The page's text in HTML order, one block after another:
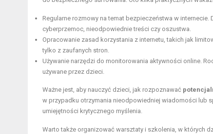
Regularne rozmowy na temat bezpieczeństwa w
cyberprzemoc, nieodpowiednie treści czy oszustwa.
Opracowanie zasad korzystania z internetu, takich jak
tylko z zaufanych stron.
Używanie narzędzi do monitorowania aktywności online.
używane przez dzieci.
Ważne jest, aby nauczyć dzieci, jak rozpoznawać
w przypadku otrzymania nieodpowiedniej wiadomości lub
umiejętności krytycznego myślenia.
Warto także organizować warsztaty i szkolenia, w których